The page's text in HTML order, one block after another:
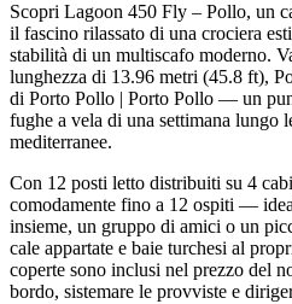
Scopri Lagoon 450 Fly – Pollo, un
il fascino rilassato di una crociera
stabilità di un multiscafo moderno.
lunghezza di 13.96 metri (45.8 ft),
di Porto Pollo | Porto Pollo — un
fughe a vela di una settimana lungo
mediterranee.
Con 12 posti letto distribuiti su 4
comodamente fino a 12 ospiti —
insieme, un gruppo di amici o un
cale appartate e baie turchesi al
coperte sono inclusi nel prezzo del
bordo, sistemare le provviste e